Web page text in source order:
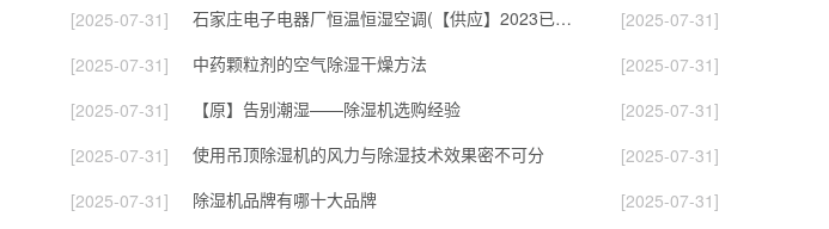
[2025-07-31] 石家庄电子电器厂恒温恒湿空调(【供应】2023已更新)
[2025-07-31]
[2025-07-31] 中药颗粒剂的空气除湿干燥方法
[2025-07-31]
[2025-07-31] 【原】告别潮湿——除湿机选购经验
[2025-07-31]
[2025-07-31] 使用吊顶除湿机的风力与除湿技术效果密不可分
[2025-07-31]
[2025-07-31] 除湿机品牌有哪十大品牌 [2025-07-31]